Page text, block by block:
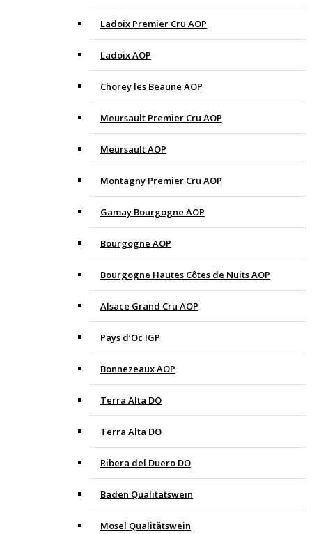
Ladoix Premier Cru AOP
Ladoix AOP
Chorey les Beaune AOP
Meursault Premier Cru AOP
Meursault AOP
Montagny Premier Cru AOP
Gamay Bourgogne AOP
Bourgogne AOP
Bourgogne Hautes Côtes de Nuits AOP
Alsace Grand Cru AOP
Pays d‘Oc IGP
Bonnezeaux AOP
Terra Alta DO
Terra Alta DO
Ribera del Duero DO
Baden Qualitätswein
Mosel Qualitätswein